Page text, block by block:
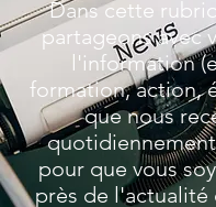
Dans cette
partageons avec
l'information
formation, action,
que nous
pour que vous
près de